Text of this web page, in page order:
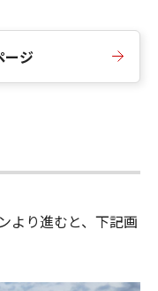
ージ
より進むと、下記画